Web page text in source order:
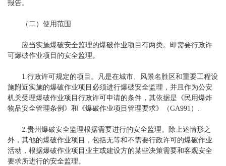
报告。
（二）使用范围
应当实施爆破安全监理的爆破作业项目有两类。即需要行政许
可爆破作业项目的安全监理。
1.行政许可规定的项目。凡是在城市、风景名胜区和重要工程设
施附近实施的爆破作业项目必须进行爆破安全监理，并且作为公安
机关受理爆破作业项目行政许可申请的条件，其依据是《民用爆炸
物品安全管理条例》和《爆破作业项目管理要求》（GA991）.
2.贵州爆破安全监理根据需要进行的安全监理。除上述情形之
外，其他的爆破作业项目，包括无等和不需要行政许可的爆破作业
活动，根据爆破作业项目业主或建设方的某些决策需要和客观安全
要求所进行的安全监理。